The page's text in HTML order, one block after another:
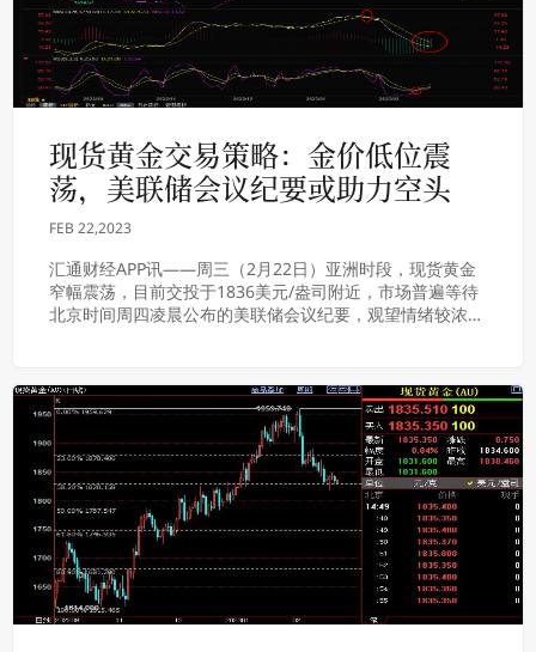
现货黄金交易策略：金价低位震
荡，美联储会议纪要或助力空头
FEB 22,2023
汇通财经APP讯——周三（2月22日）亚洲时段，现货黄金
窄幅震荡，目前交投于1836美元/盎司附近，市场普遍等待
北京时间周四凌晨公布的美联储会议纪要，观望情绪较浓。